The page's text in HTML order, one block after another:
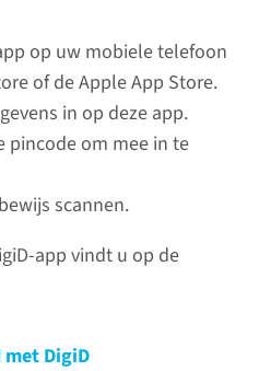
op uw mobiele telefoon
of de Apple App Store.
in op deze app.
pincode om mee in te
scannen.
app vindt u op de
DigiD
antwoord op
bij? Neem dan
of telefoon.